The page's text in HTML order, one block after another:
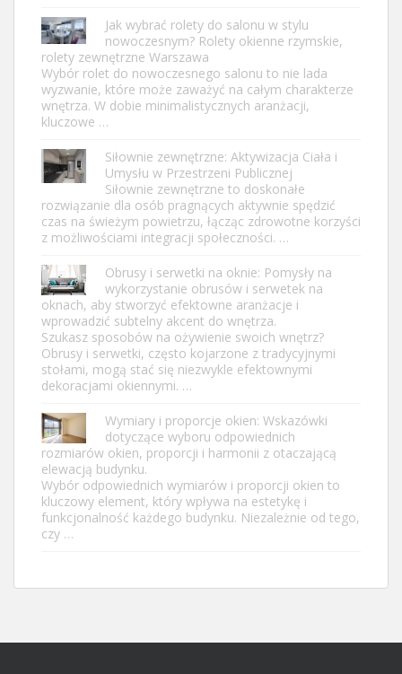
Jak wybrać rolety do salonu w stylu
nowoczesnym? Rolety okienne rzymskie,
rolety zewnętrzne Warszawa
Wybór rolet do nowoczesnego salonu to nie lada
wyzwanie, które może zaważyć na całym charakterze
wnętrza. W dobie minimalistycznych aranżacji,
kluczowe …
Siłownie zewnętrzne: Aktywizacja Ciała i
Umysłu w Przestrzeni Publicznej
Siłownie zewnętrzne to doskonałe
rozwiązanie dla osób pragnących aktywnie spędzić
czas na świeżym powietrzu, łącząc zdrowotne korzyści
z możliwościami integracji społeczności. …
Obrusy i serwetki na oknie: Pomysły na
wykorzystanie obrusów i serwetek na
oknach, aby stworzyć efektowne aranżacje i
wprowadzić subtelny akcent do wnętrza.
Szukasz sposobów na ożywienie swoich wnętrz?
Obrusy i serwetki, często kojarzone z tradycyjnymi
stołami, mogą stać się niezwykle efektownymi
dekoracjami okiennymi. …
Wymiary i proporcje okien: Wskazówki
dotyczące wyboru odpowiednich
rozmiarów okien, proporcji i harmonii z otaczającą
elewacją budynku.
Wybór odpowiednich wymiarów i proporcji okien to
kluczowy element, który wpływa na estetykę i
funkcjonalność każdego budynku. Niezależnie od tego,
czy …